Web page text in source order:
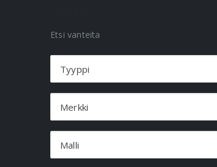
Etsi vanteita
Tyyppi
Merkki
Malli